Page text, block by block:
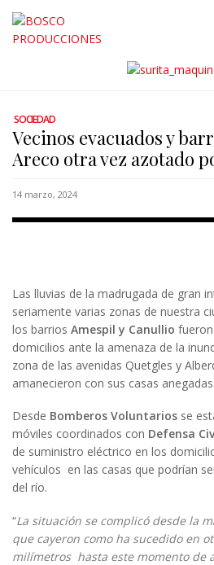
SOCIEDAD
Vecinos evacuados y
Areco otra vez azotado
14 marzo, 2024
Las lluvias de la madrugada de gran
seriamente varias zonas de nuestra
los barrios Amespil y Canullio
domicilios ante la amenaza de la
zona de las avenidas Quetgles y
amanecieron con sus casas anegadas.
Desde Bomberos Voluntarios se
móviles coordinados con Defensa
de suministro eléctrico en los
vehículos en las casas que podrían
del río.
“La situación se complicó desde la
que cayeron como ha sucedido en
milímetros hasta este momento de